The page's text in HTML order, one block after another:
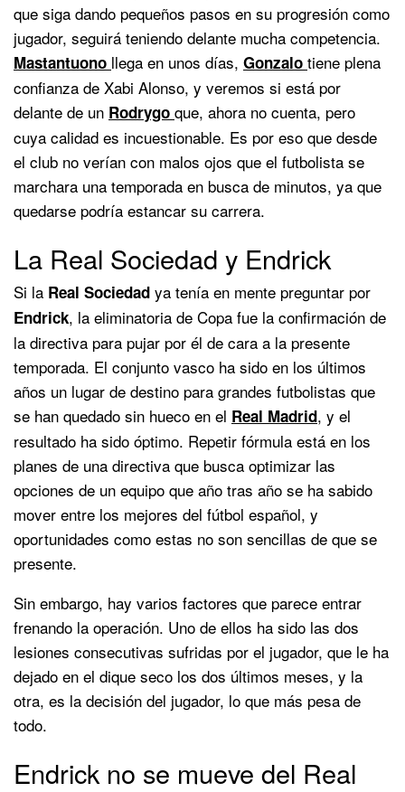
que siga dando pequeños pasos en su progresión como
jugador, seguirá teniendo delante mucha competencia.
Mastantuono llega en unos días, Gonzalo tiene plena
confianza de Xabi Alonso, y veremos si está por
delante de un Rodrygo que, ahora no cuenta, pero
cuya calidad es incuestionable. Es por eso que desde
el club no verían con malos ojos que el futbolista se
marchara una temporada en busca de minutos, ya que
quedarse podría estancar su carrera.
La Real Sociedad y Endrick
Si la Real Sociedad ya tenía en mente preguntar por
Endrick, la eliminatoria de Copa fue la confirmación de
la directiva para pujar por él de cara a la presente
temporada. El conjunto vasco ha sido en los últimos
años un lugar de destino para grandes futbolistas que
se han quedado sin hueco en el Real Madrid, y el
resultado ha sido óptimo. Repetir fórmula está en los
planes de una directiva que busca optimizar las
opciones de un equipo que año tras año se ha sabido
mover entre los mejores del fútbol español, y
oportunidades como estas no son sencillas de que se
presente.
Sin embargo, hay varios factores que parece entrar
frenando la operación. Uno de ellos ha sido las dos
lesiones consecutivas sufridas por el jugador, que le ha
dejado en el dique seco los dos últimos meses, y la
otra, es la decisión del jugador, lo que más pesa de
todo.
Endrick no se mueve del Real